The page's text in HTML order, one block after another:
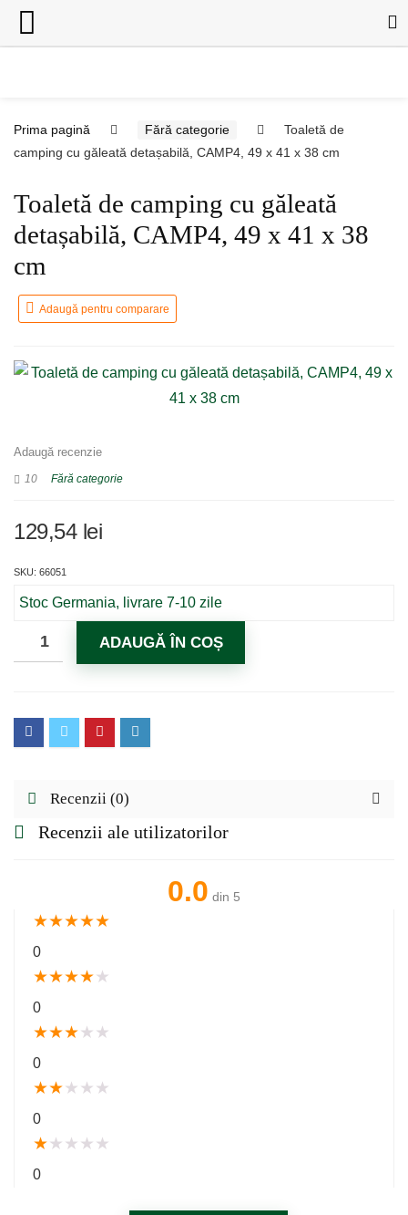
Prima pagină Fără categorie
Toaletă de
camping cu găleată detașabilă, CAMP4, 49 x 41 x 38 cm
Toaletă de camping cu găleată
detașabilă, CAMP4, 49 x 41 x 38
cm
Adaugă pentru comparare
Adaugă recenzie
10 Fără categorie
129,54 lei
SKU: 66051
Stoc Germania, livrare 7-10 zile
ADAUGĂ ÎN COȘ
Recenzii (0)
Recenzii ale utilizatorilor
0.0 din 5
★★★★★
0
★★★★★
0
★★★★ ★
0
★★★ ★ ★
0
★★ ★ ★ ★
0